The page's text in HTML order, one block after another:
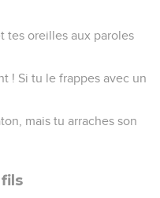
tes oreilles aux paroles
! Si tu le frappes avec un
mais tu arraches son